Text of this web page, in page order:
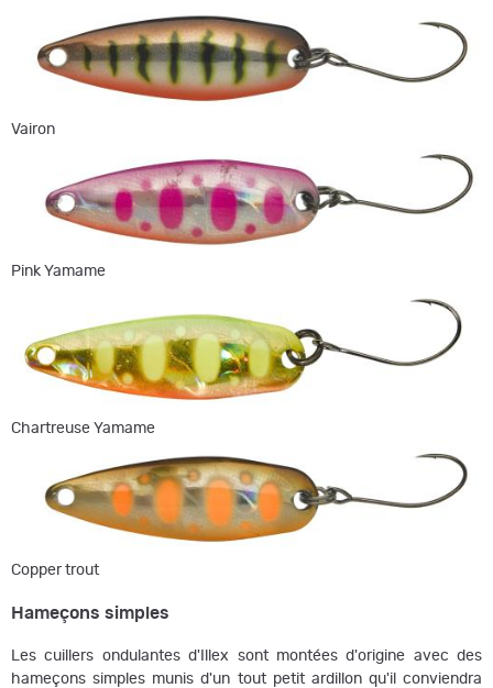
Vairon
Pink Yamame
Chartreuse Yamame
Copper trout
Hameçons simples
Les cuillers ondulantes d'Illex sont montées d'origine avec des
hameçons simples munis d'un tout petit ardillon qu'il conviendra